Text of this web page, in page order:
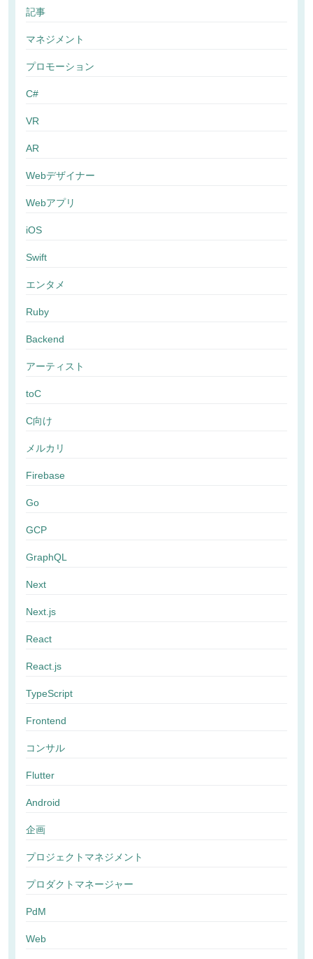
記事
マネジメント
プロモーション
C#
VR
AR
Webデザイナー
Webアプリ
iOS
Swift
エンタメ
Ruby
Backend
アーティスト
toC
C向け
メルカリ
Firebase
Go
GCP
GraphQL
Next
Next.js
React
React.js
TypeScript
Frontend
コンサル
Flutter
Android
企画
プロジェクトマネジメント
プロダクトマネージャー
PdM
Web